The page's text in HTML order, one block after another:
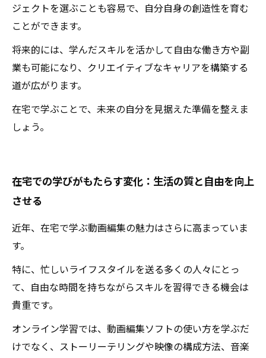
ジェクトを選ぶことも容易で、自分自身の創造性を育む
ことができます。
将来的には、学んだスキルを活かして自由な働き方や副
業も可能になり、クリエイティブなキャリアを構築する
道が広がります。
在宅で学ぶことで、未来の自分を見据えた準備を整えま
しょう。
在宅での学びがもたらす変化：生活の質と自由を向上
させる
近年、在宅で学ぶ動画編集の魅力はさらに高まっていま
す。
特に、忙しいライフスタイルを送る多くの人々にとっ
て、自由な時間を持ちながらスキルを習得できる機会は
貴重です。
オンライン学習では、動画編集ソフトの使い方を学ぶだ
けでなく、ストーリーテリングや映像の構成方法、音楽